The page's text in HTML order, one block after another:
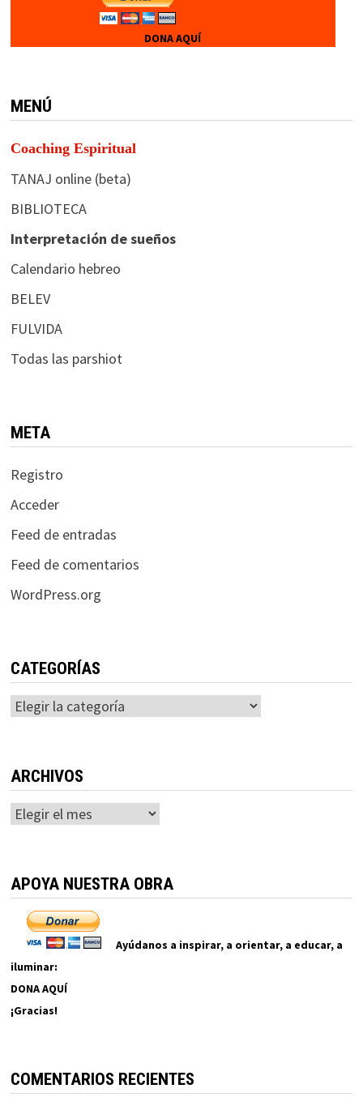
DONA AQUÍ
MENÚ
Coaching Espiritual
TANAJ online (beta)
BIBLIOTECA
Interpretación de sueños
Calendario hebreo
BELEV
FULVIDA
Todas las parshiot
META
Registro
Acceder
Feed de entradas
Feed de comentarios
WordPress.org
CATEGORÍAS
Categorías
ARCHIVOS
Archivos
APOYA NUESTRA OBRA
Ayúdanos a inspirar, a orientar, a educar, a
iluminar:
DONA AQUÍ
¡Gracias!
COMENTARIOS RECIENTES